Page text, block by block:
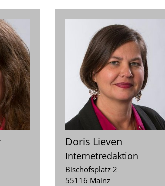
Doris Lieven
Internetredaktion
Bischofsplatz 2
55116 Mainz